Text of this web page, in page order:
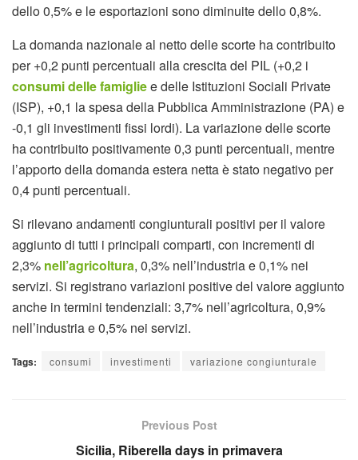
dello 0,5% e le esportazioni sono diminuite dello 0,8%.
La domanda nazionale al netto delle scorte ha contribuito
per +0,2 punti percentuali alla crescita del PIL (+0,2 i
consumi delle famigliee delle Istituzioni Sociali Private
(ISP), +0,1 la spesa della Pubblica Amministrazione (PA) e
-0,1 gli investimenti fissi lordi). La variazione delle scorte
ha contribuito positivamente 0,3 punti percentuali, mentre
l’apporto della domanda estera netta è stato negativo per
0,4 punti percentuali.
Si rilevano andamenti congiunturali positivi per il valore
aggiunto di tutti i principali comparti, con incrementi di
2,3% nell’agricoltura, 0,3% nell’industria e 0,1% nei
servizi. Si registrano variazioni positive del valore aggiunto
anche in termini tendenziali: 3,7% nell’agricoltura, 0,9%
nell’industria e 0,5% nei servizi.
Tags: consumi investimenti variazione congiunturale
Previous Post
Sicilia, Riberella days in primavera